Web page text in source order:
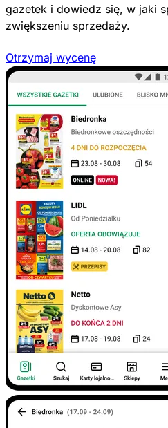
gazetek i dowiedz się, w jaki
zwiększeniu sprzedaży.
Otrzymaj wycenę